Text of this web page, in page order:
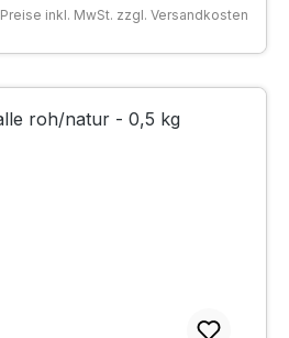
Preise inkl. MwSt. zzgl. Versandkosten